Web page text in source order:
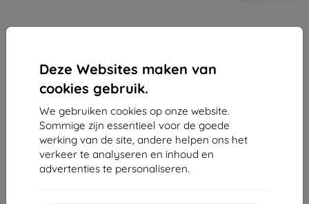
Deze Websites maken van
cookies gebruik.
We gebruiken cookies op onze website.
Sommige zijn essentieel voor de goede
werking van de site, andere helpen ons het
verkeer te analyseren en inhoud en
advertenties te personaliseren.
Ulica Rudolfa Mocka 3750/2A
841 04 Bratislava
Bedrijfsnummer:46701494
BTW-nummer:SK2023549671